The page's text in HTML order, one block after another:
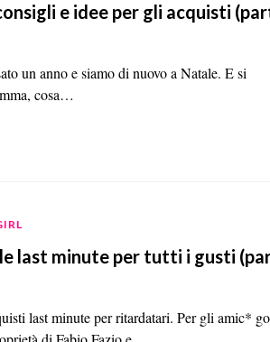
e idee per gli acquisti
un anno e siamo di nuovo a Natale. E si
cosa…
last minute per tutti i gusti
last minute per ritardatari. Per gli amic*